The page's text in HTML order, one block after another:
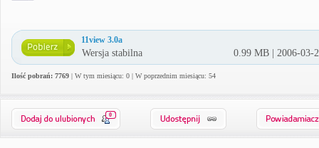
11view 3.0a
Wersja stabilna 0.99 MB | 2006-03-
Ilość pobrań: 7769 | W tym miesiącu: 0 | W poprzednim miesiącu: 54
0